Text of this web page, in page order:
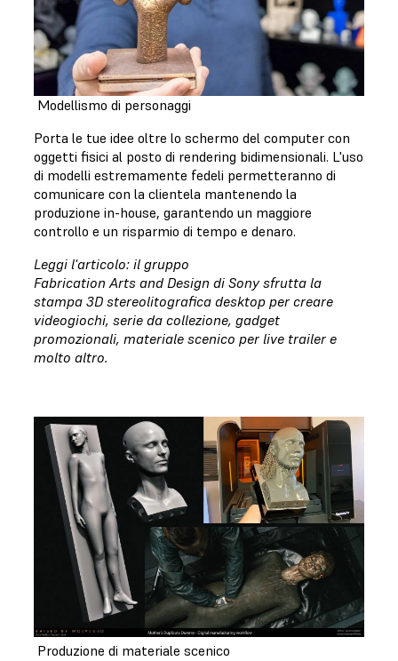
Modellismo di personaggi
Porta le tue idee oltre lo schermo del computer con
oggetti fisici al posto di rendering bidimensionali. L'uso
di modelli estremamente fedeli permetteranno di
comunicare con la clientela mantenendo la
produzione in-house, garantendo un maggiore
controllo e un risparmio di tempo e denaro.
Leggi l'articolo: il gruppo
Fabrication Arts and Design di Sony sfrutta la
stampa 3D stereolitografica desktop per creare
videogiochi, serie da collezione, gadget
promozionali, materiale scenico per live trailer e
molto altro.
Produzione di materiale scenico